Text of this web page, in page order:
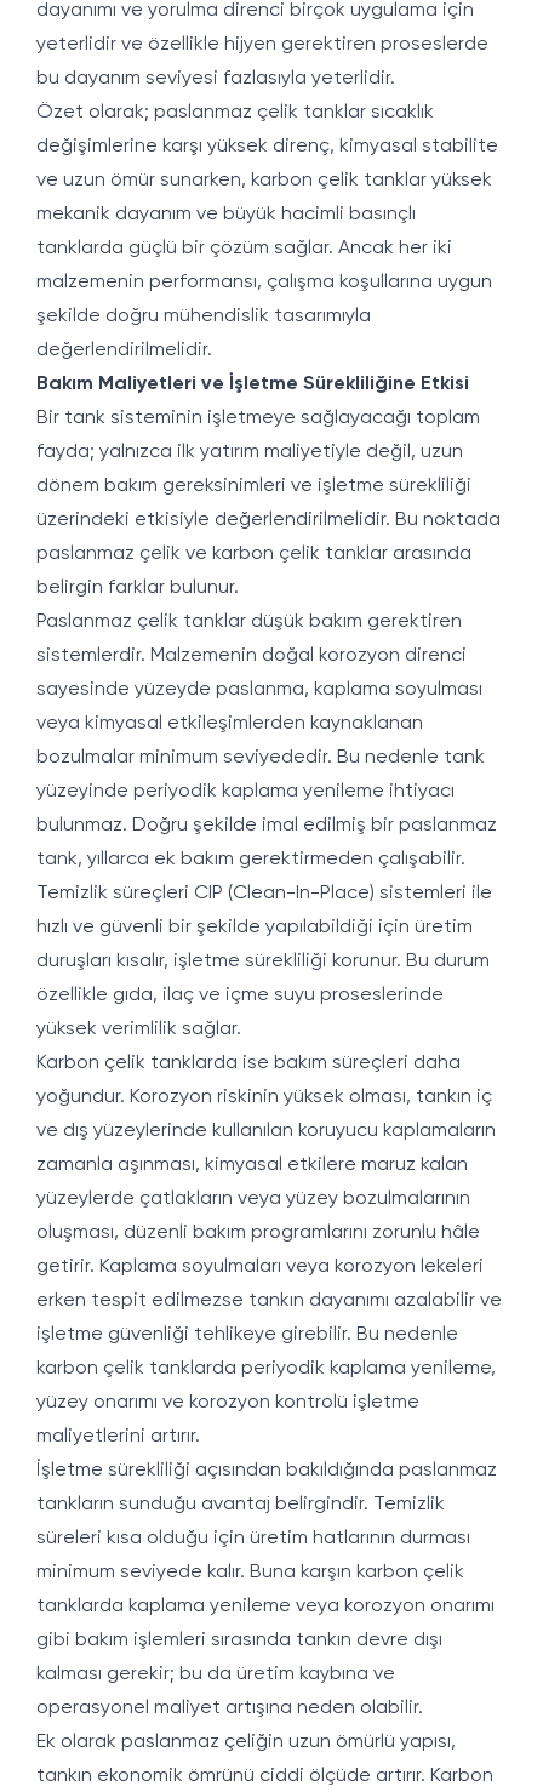
dayanımı ve yorulma direnci birçok uygulama için
yeterlidir ve özellikle hijyen gerektiren proseslerde
bu dayanım seviyesi fazlasıyla yeterlidir.
Özet olarak; paslanmaz çelik tanklar sıcaklık
değişimlerine karşı yüksek direnç, kimyasal stabilite
ve uzun ömür sunarken, karbon çelik tanklar yüksek
mekanik dayanım ve büyük hacimli basınçlı
tanklarda güçlü bir çözüm sağlar. Ancak her iki
malzemenin performansı, çalışma koşullarına uygun
şekilde doğru mühendislik tasarımıyla
değerlendirilmelidir.
Bakım Maliyetleri ve İşletme Sürekliliğine Etkisi
Bir tank sisteminin işletmeye sağlayacağı toplam
fayda; yalnızca ilk yatırım maliyetiyle değil, uzun
dönem bakım gereksinimleri ve işletme sürekliliği
üzerindeki etkisiyle değerlendirilmelidir. Bu noktada
paslanmaz çelik ve karbon çelik tanklar arasında
belirgin farklar bulunur.
Paslanmaz çelik tanklar düşük bakım gerektiren
sistemlerdir. Malzemenin doğal korozyon direnci
sayesinde yüzeyde paslanma, kaplama soyulması
veya kimyasal etkileşimlerden kaynaklanan
bozulmalar minimum seviyededir. Bu nedenle tank
yüzeyinde periyodik kaplama yenileme ihtiyacı
bulunmaz. Doğru şekilde imal edilmiş bir paslanmaz
tank, yıllarca ek bakım gerektirmeden çalışabilir.
Temizlik süreçleri CIP (Clean-In-Place) sistemleri ile
hızlı ve güvenli bir şekilde yapılabildiği için üretim
duruşları kısalır, işletme sürekliliği korunur. Bu durum
özellikle gıda, ilaç ve içme suyu proseslerinde
yüksek verimlilik sağlar.
Karbon çelik tanklarda ise bakım süreçleri daha
yoğundur. Korozyon riskinin yüksek olması, tankın iç
ve dış yüzeylerinde kullanılan koruyucu kaplamaların
zamanla aşınması, kimyasal etkilere maruz kalan
yüzeylerde çatlakların veya yüzey bozulmalarının
oluşması, düzenli bakım programlarını zorunlu hâle
getirir. Kaplama soyulmaları veya korozyon lekeleri
erken tespit edilmezse tankın dayanımı azalabilir ve
işletme güvenliği tehlikeye girebilir. Bu nedenle
karbon çelik tanklarda periyodik kaplama yenileme,
yüzey onarımı ve korozyon kontrolü işletme
maliyetlerini artırır.
İşletme sürekliliği açısından bakıldığında paslanmaz
tankların sunduğu avantaj belirgindir. Temizlik
süreleri kısa olduğu için üretim hatlarının durması
minimum seviyede kalır. Buna karşın karbon çelik
tanklarda kaplama yenileme veya korozyon onarımı
gibi bakım işlemleri sırasında tankın devre dışı
kalması gerekir; bu da üretim kaybına ve
operasyonel maliyet artışına neden olabilir.
Ek olarak paslanmaz çeliğin uzun ömürlü yapısı,
tankın ekonomik ömrünü ciddi ölçüde artırır. Karbon